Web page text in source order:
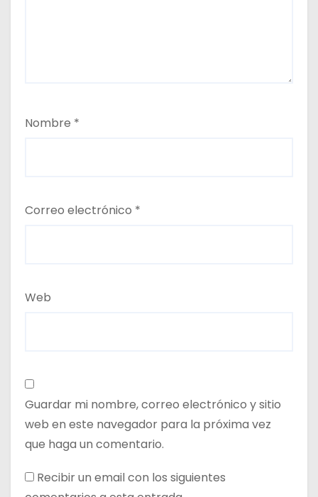
Nombre *
Correo electrónico *
Web
Guardar mi nombre, correo electrónico y sitio
web en este navegador para la próxima vez
que haga un comentario.
Recibir un email con los siguientes